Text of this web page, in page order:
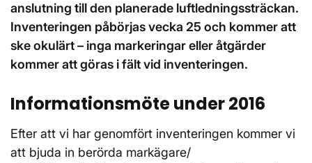
anslutning till den planerade luftledningssträckan.
Inventeringen påbörjas vecka 25 och kommer att
ske okulärt – inga markeringar eller åtgärder
kommer att göras i fält vid inventeringen.
Informationsmöte under 2016
Efter att vi har genomfört inventeringen kommer vi
att bjuda in berörda markägare/